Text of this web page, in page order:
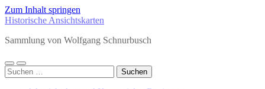
Zum Inhalt springen
Historische Ansichtskarten
Sammlung von Wolfgang Schnurbusch
Mobile-
Menü
Suchfeld
ein-/ausblenden
Suchen
nach: